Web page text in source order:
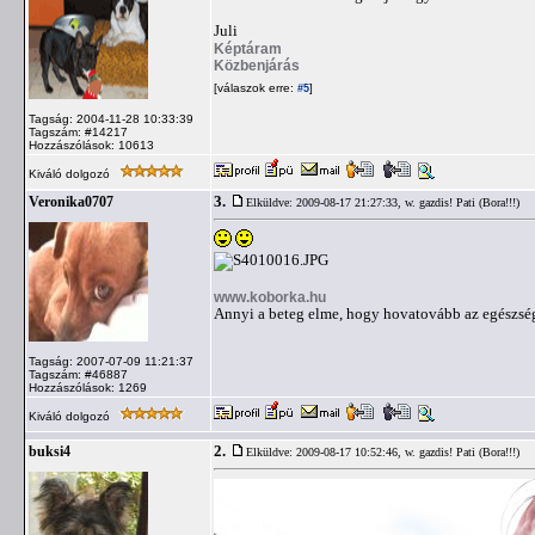
Tagság: 2004-11-28 10:33:39
Tagszám: #14217
Hozzászólások: 10613
Juli
Képtáram
Közbenjárás
[válaszok erre: #5]
Kiváló dolgozó
Veronika0707
Tagság: 2007-07-09 11:21:37
Tagszám: #46887
Hozzászólások: 1269
3. Elküldve: 2009-08-17 21:27:33, w. gazdis! Pati (Bora!!!)
www.koborka.hu
Annyi a beteg elme, hogy hovatovább az
Kiváló dolgozó
buksi4 2. Elküldve: 2009-08-17 10:52:46, w. gazdis! Pati (Bora!!!)